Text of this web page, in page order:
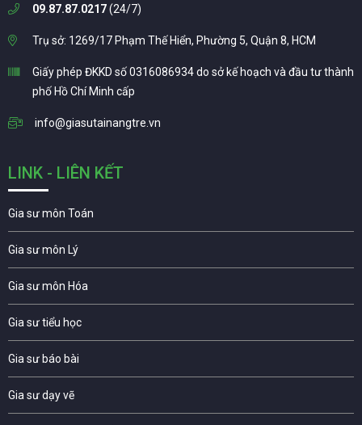
09.87.87.0217(24/7)
Trụ sở: 1269/17 Phạm Thế Hiển, Phường 5, Quận 8, HCM
Giấy phép ĐKKD số 0316086934 do sở kế hoạch và đầu tư thành
phố Hồ Chí Minh cấp
info@giasutainangtre.vn
LINK - LIÊN KẾT
Gia sư môn Toán
Gia sư môn Lý
Gia sư môn Hóa
Gia sư tiểu học
Gia sư báo bài
Gia sư dạy vẽ